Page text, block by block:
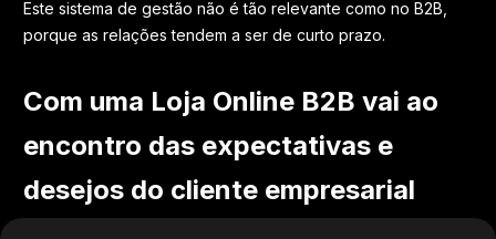
Este sistema de gestão não é tão relevante como no B2B,
porque as relações tendem a ser de curto prazo.
Com uma Loja Online B2B vai ao
encontro das expectativas e
desejos do cliente empresarial